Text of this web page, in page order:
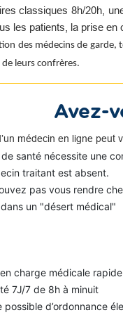
classiques 8h/20h,
les patients, la prise
des médecins de
leurs confrères.
Avez-
médecin en ligne peut
santé nécessite une
traitant est absent.
pas vous rendre
un "désert médical"
charge médicale
7J/7 de 8h à minuit
possible d’ordonnance